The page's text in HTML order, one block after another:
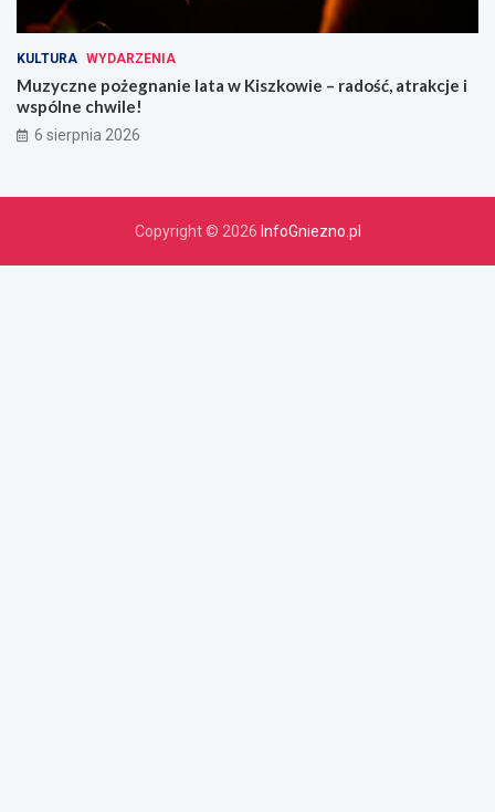
KULTURA WYDARZENIA
Muzyczne pożegnanie lata w Kiszkowie – radość, atrakcje i
wspólne chwile!
6 sierpnia 2026
Copyright © 2026 InfoGniezno.pl